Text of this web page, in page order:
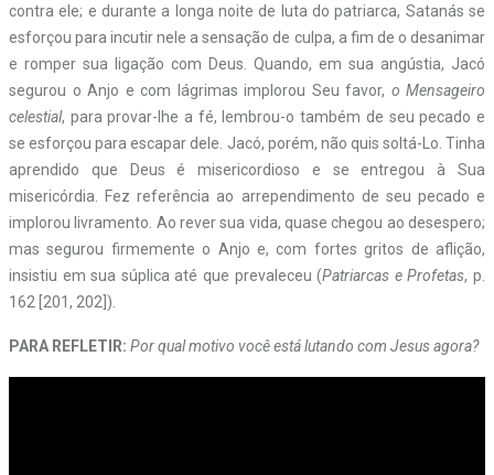
contra ele; e durante a longa noite de luta do patriarca, Satanás se
esforçou para incutir nele a sensação de culpa, a fim de o desanimar
e romper sua ligação com Deus. Quando, em sua angústia, Jacó
segurou o Anjo e com lágrimas implorou Seu favor, o Mensageiro
celestial, para provar-lhe a fé, lembrou-o também de seu pecado e
se esforçou para escapar dele. Jacó, porém, não quis soltá-Lo. Tinha
aprendido que Deus é misericordioso e se entregou à Sua
misericórdia. Fez referência ao arrependimento de seu pecado e
implorou livramento. Ao rever sua vida, quase chegou ao desespero;
mas segurou firmemente o Anjo e, com fortes gritos de aflição,
insistiu em sua súplica até que prevaleceu (Patriarcas e Profetas, p.
162 [201, 202]).
PARA REFLETIR: Por qual motivo você está lutando com Jesus agora?